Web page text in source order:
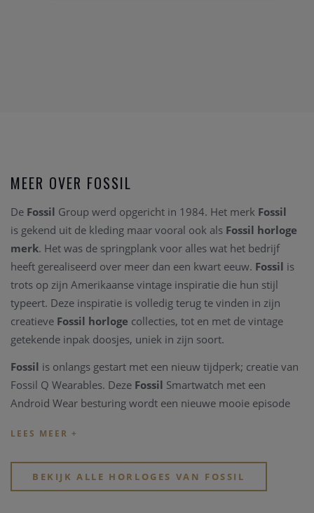
MEER OVER FOSSIL
De Fossil Group werd opgericht in 1984. Het merk Fossil
is gekend uit de kleding maar vooral ook als Fossil horloge
merk. Het was de springplank voor alles wat het bedrijf
heeft gerealiseerd over meer dan een kwart eeuw. Fossil is
trots op zijn Amerikaanse vintage inspiratie die hun stijl
typeert. Deze inspiratie is volledig terug te vinden in zijn
creatieve Fossil horloge collecties, tot en met de vintage
getekende inpak doosjes, uniek in zijn soort.
Fossil is onlangs gestart met een nieuw tijdperk; creatie van
Fossil Q Wearables. Deze Fossil Smartwatch met een
Android Wear besturing wordt een nieuwe mooie episode
ontwerp ontmoet Smart technologie! Tijd lezen kan vanaf nu
andere belangrijke meldingen, ondekken van je
lichaamsinspanningen en veel meer, dit allemaal aan de
BEKIJK ALLE HORLOGES VAN FOSSIL